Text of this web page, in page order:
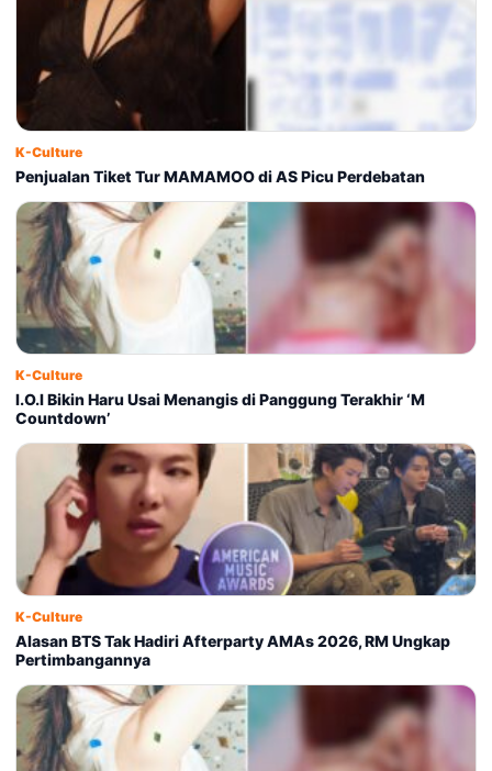
K-Culture
Penjualan Tiket Tur MAMAMOO di AS Picu Perdebatan
K-Culture
I.O.I Bikin Haru Usai Menangis di Panggung Terakhir ‘M
Countdown’
K-Culture
Alasan BTS Tak Hadiri Afterparty AMAs 2026, RM Ungkap
Pertimbangannya